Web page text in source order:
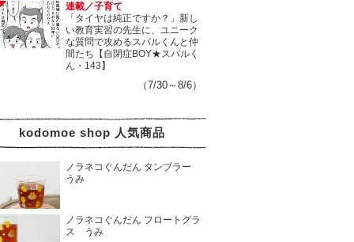
連載／子育て
「タイヤは純正ですか？」新し
い教育実習の先生に、ユニーク
な質問で攻めるスバルくんと仲
間たち【自閉症BOY★スバルく
ん・143】
（7/30～8/6）
kodomoe shop 人気商品
ノラネコぐんだん タンブラー
うみ
ノラネコぐんだん フロートグラ
ス うみ